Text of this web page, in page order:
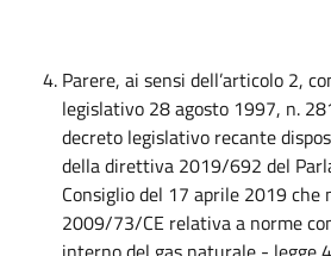
Parere, ai sensi dell’articolo 2,
legislativo 28 agosto 1997, n.
decreto legislativo recante
della direttiva 2019/692 del
Consiglio del 17 aprile 2019
2009/73/CE relativa a norme